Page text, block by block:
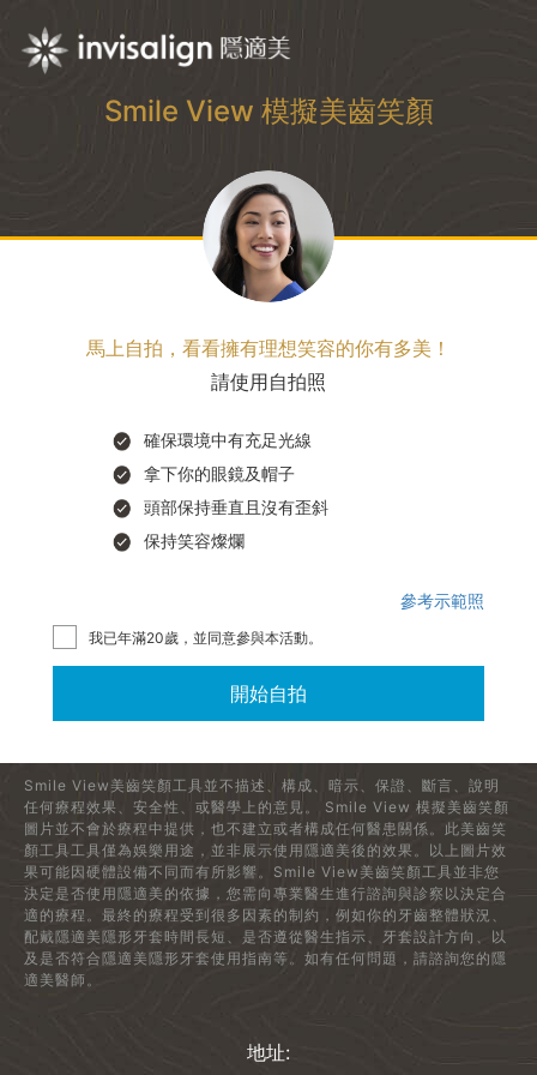
Smile View 模擬美齒笑顏
馬上自拍，看看擁有理想笑容的你有多美！
請使用自拍照
確保環境中有充足光線
拿下你的眼鏡及帽子
頭部保持垂直且沒有歪斜
保持笑容燦爛
參考示範照
我已年滿20歲，並同意參與本活動。
開始自拍
Smile View美齒笑顏工具並不描述、構成、暗示、保證、斷言、說明
任何療程效果、安全性、或醫學上的意見。 Smile View 模擬美齒笑顏
圖片並不會於療程中提供，也不建立或者構成任何醫患關係。此美齒笑
顏工具工具僅為娛樂用途，並非展示使用隱適美後的效果。以上圖片效
果可能因硬體設備不同而有所影響。Smile View美齒笑顏工具並非您
決定是否使用隱適美的依據，您需向專業醫生進行諮詢與診察以決定合
適的療程。最終的療程受到很多因素的制約，例如你的牙齒整體狀況、
配戴隱適美隱形牙套時間長短、是否遵從醫生指示、牙套設計方向、以
及是否符合隱適美隱形牙套使用指南等。如有任何問題，請諮詢您的隱
適美醫師。
地址: